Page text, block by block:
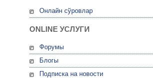
Онлайн сўровлар
ONLINE УСЛУГИ
Форумы
Блогы
Подписка на новости